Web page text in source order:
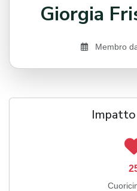
Giorgia
Membro
Impatto